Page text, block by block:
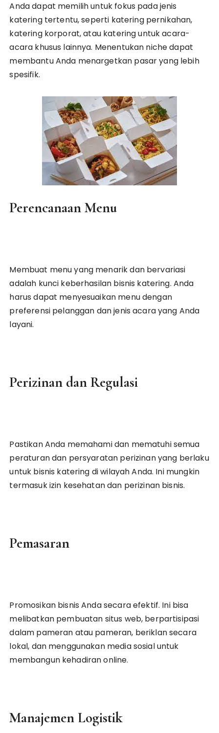
Anda dapat memilih untuk fokus pada jenis
katering tertentu, seperti katering pernikahan,
katering korporat, atau katering untuk acara-
acara khusus lainnya. Menentukan niche dapat
membantu Anda menargetkan pasar yang lebih
spesifik.
Perencanaan Menu
Membuat menu yang menarik dan bervariasi
adalah kunci keberhasilan bisnis katering. Anda
harus dapat menyesuaikan menu dengan
preferensi pelanggan dan jenis acara yang Anda
layani.
Perizinan dan Regulasi
Pastikan Anda memahami dan mematuhi semua
peraturan dan persyaratan perizinan yang berlaku
untuk bisnis katering di wilayah Anda. Ini mungkin
termasuk izin kesehatan dan perizinan bisnis.
Pemasaran
Promosikan bisnis Anda secara efektif. Ini bisa
melibatkan pembuatan situs web, berpartisipasi
dalam pameran atau pameran, beriklan secara
lokal, dan menggunakan media sosial untuk
membangun kehadiran online.
Manajemen Logistik